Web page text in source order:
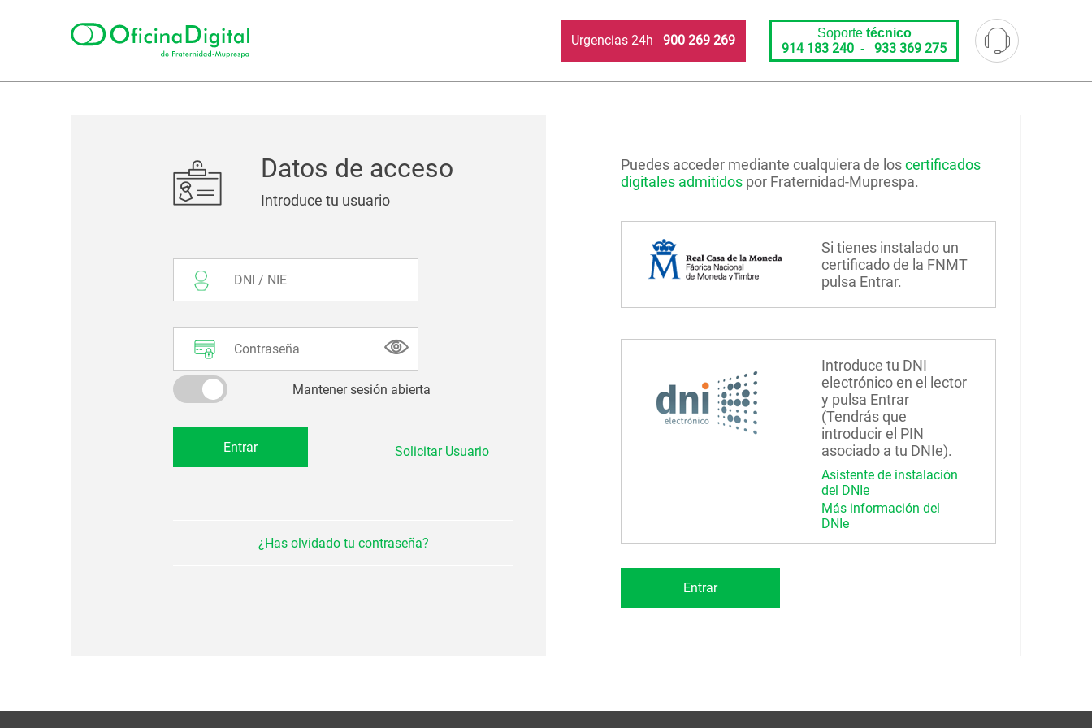
Urgencias 24h 900 269 269 Soporte técnico
914 183 240 - 933 369 275
Datos de acceso
Introduce tu usuario
Mantener sesión abierta
Solicitar Usuario
¿Has olvidado tu contraseña?
Puedes acceder mediante cualquiera de loscertificados
digitales admitidos por Fraternidad-Muprespa.
Si tienes instalado un
certificado de la FNMT
pulsa Entrar.
Introduce tu DNI
electrónico en el lector
y pulsa Entrar
(Tendrás que
introducir el PIN
asociado a tu DNIe).
Asistente de instalación
del DNIe
Más información del
DNIe
Entrar